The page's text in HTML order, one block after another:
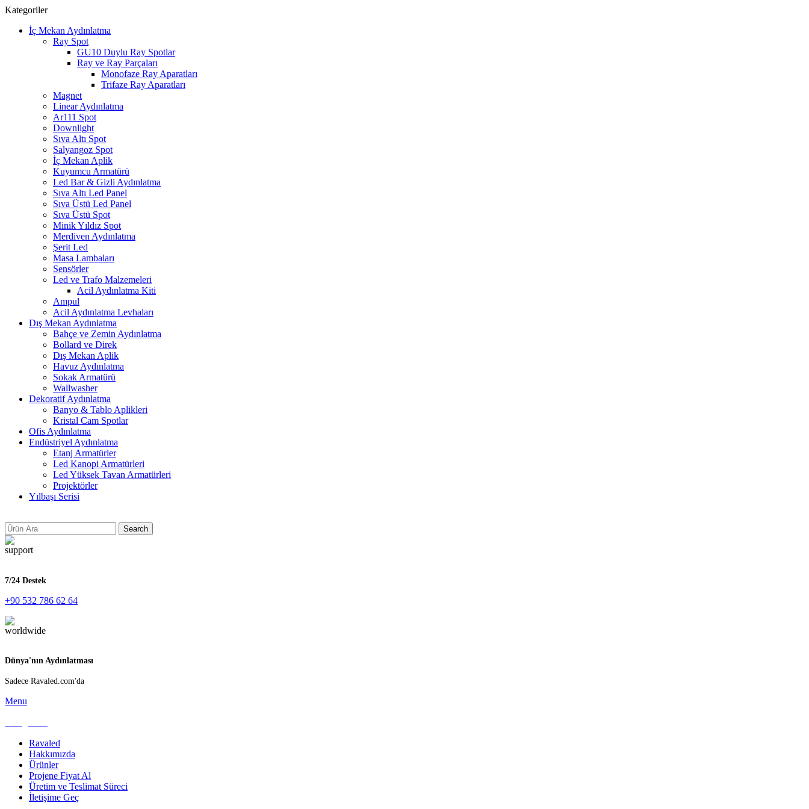
Kategoriler
İç Mekan Aydınlatma
Ray Spot
GU10 Duylu Ray Spotlar
Ray ve Ray Parçaları
Monofaze Ray Aparatları
Trifaze Ray Aparatları
Magnet
Linear Aydınlatma
Ar111 Spot
Downlight
Sıva Altı Spot
Salyangoz Spot
İç Mekan Aplik
Kuyumcu Armatürü
Led Bar & Gizli Aydınlatma
Sıva Altı Led Panel
Sıva Üstü Led Panel
Sıva Üstü Spot
Minik Yıldız Spot
Merdiven Aydınlatma
Şerit Led
Masa Lambaları
Sensörler
Led ve Trafo Malzemeleri
Acil Aydınlatma Kiti
Ampul
Acil Aydınlatma Levhaları
Dış Mekan Aydınlatma
Bahçe ve Zemin Aydınlatma
Bollard ve Direk
Dış Mekan Aplik
Havuz Aydınlatma
Sokak Armatürü
Wallwasher
Dekoratif Aydınlatma
Banyo & Tablo Aplikleri
Kristal Cam Spotlar
Ofis Aydınlatma
Endüstriyel Aydınlatma
Etanj Armatürler
Led Kanopi Armatürleri
Led Yüksek Tavan Armatürleri
Projektörler
Yılbaşı Serisi
Search
7/24 Destek
+90 532 786 62 64
Dünya'nın Aydınlatması
Sadece Ravaled.com'da
Menu
Ravaled
Hakkımızda
Ürünler
Projene Fiyat Al
Üretim ve Teslimat Süreci
İletişime Geç